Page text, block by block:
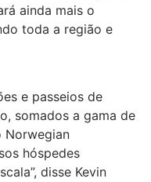
ainda mais o
toda a região e
e passeios de
somados a gama de
Norwegian
hóspedes
disse Kevin